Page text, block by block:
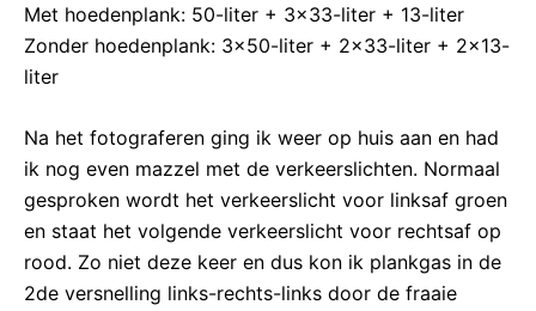
Met hoedenplank: 50-liter + 3×33-liter + 13-liter
Zonder hoedenplank: 3×50-liter + 2×33-liter + 2×13-
liter
Na het fotograferen ging ik weer op huis aan en had
ik nog even mazzel met de verkeerslichten. Normaal
gesproken wordt het verkeerslicht voor linksaf groen
en staat het volgende verkeerslicht voor rechtsaf op
rood. Zo niet deze keer en dus kon ik plankgas in de
2de versnelling links-rechts-links door de fraaie